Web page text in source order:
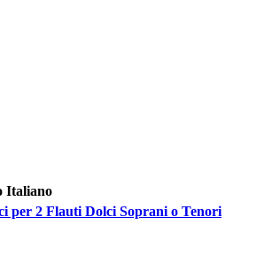
Italiano
per 2 Flauti Dolci Soprani o Tenori